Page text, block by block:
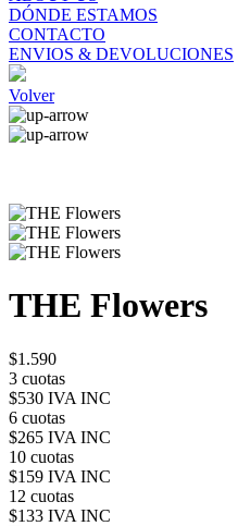
DÓNDE ESTAMOS
CONTACTO
ENVIOS & DEVOLUCIONES
Volver
THE Flowers
$1.590
3 cuotas
$530 IVA INC
6 cuotas
$265 IVA INC
10 cuotas
$159 IVA INC
12 cuotas
$133 IVA INC